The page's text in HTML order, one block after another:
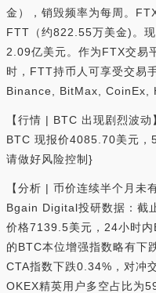
金），销毁频率为每周。
FTT（约822.55万美金)。
2.09亿美元。作为FTX交易
时，FTT持币人可享受交易
Binance, BitMax, CoinEx,
【行情 | BTC 出现剧烈波
BTC 现报价4085.70美元，
请做好风险控制}
【分析 | 币价连续半个月未
Bgain Digital投研数据：截
价格7139.5美元，24小时
的BTC本位增强指数略有下
CTA指数下跌0.34%，对冲
OKEX精英用户多空占比为